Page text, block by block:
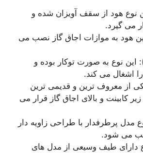
نوع هود از سقف آویزان شده و
می گیرد.
هود به موازات اجاق گاز نصب می
این نوع به صورت توکار بوده و
اشغال می کند.
از معروف ترین و قدیمی ترین
کابینت و بالای اجاق گاز قرار می
مدل پرطرفدار با طراحی زاویه دار
می شود.
دارای طیف وسیعی از مدل های